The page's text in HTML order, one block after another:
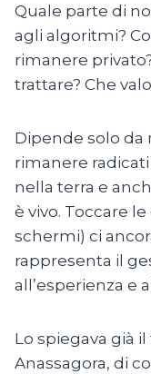
Quale parte di
agli algoritmi?
rimanere
trattare? Che
Dipende solo da
rimanere
nella terra e
è vivo. Toccare
schermi) ci
rappresenta il
all’esperienza e
Lo spiegava già
Anassagora, di